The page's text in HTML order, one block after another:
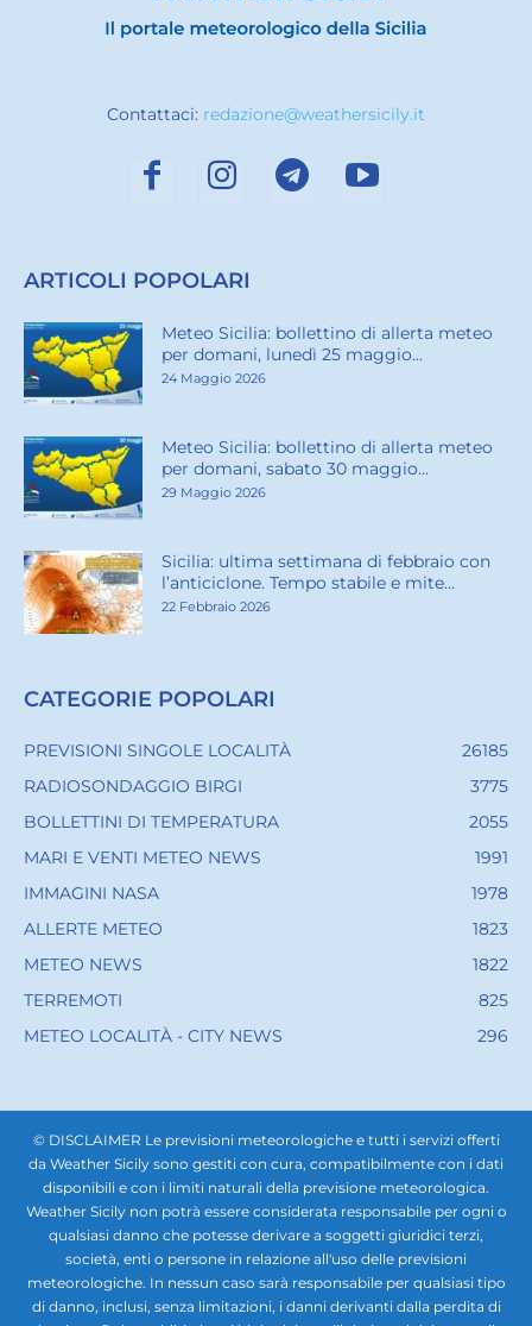
Contattaci: redazione@weathersicily.it
ARTICOLI POPOLARI
Meteo Sicilia: bollettino di allerta meteo
per domani, lunedì 25 maggio...
24 Maggio 2026
Meteo Sicilia: bollettino di allerta meteo
per domani, sabato 30 maggio...
29 Maggio 2026
Sicilia: ultima settimana di febbraio con
l’anticiclone. Tempo stabile e mite...
22 Febbraio 2026
CATEGORIE POPOLARI
PREVISIONI SINGOLE LOCALITÀ
26185
RADIOSONDAGGIO BIRGI
3775
BOLLETTINI DI TEMPERATURA
2055
MARI E VENTI METEO NEWS
1991
IMMAGINI NASA
1978
ALLERTE METEO
1823
METEO NEWS
1822
TERREMOTI
825
METEO LOCALITÀ - CITY NEWS
296
© DISCLAIMER Le previsioni meteorologiche e tutti i servizi offerti
da Weather Sicily sono gestiti con cura, compatibilmente con i dati
disponibili e con i limiti naturali della previsione meteorologica.
Weather Sicily non potrà essere considerata responsabile per ogni o
qualsiasi danno che potesse derivare a soggetti giuridici terzi,
società, enti o persone in relazione all'uso delle previsioni
meteorologiche. In nessun caso sarà responsabile per qualsiasi tipo
di danno, inclusi, senza limitazioni, i danni derivanti dalla perdita di